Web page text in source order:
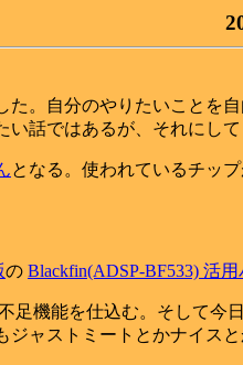
た。自分のやりたいことを
話ではあるが、それにして
となる。使われているチッ
の Blackfin(ADSP-BF533) 活
足機能を仕込む。そして
ャストミートとかナイス